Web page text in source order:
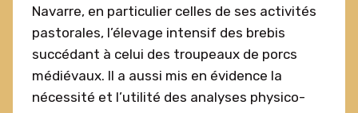
Navarre, en particulier celles de ses activités
pastorales, l’élevage intensif des brebis
succédant à celui des troupeaux de porcs
médiévaux. Il a aussi mis en évidence la
nécessité et l’utilité des analyses physico-